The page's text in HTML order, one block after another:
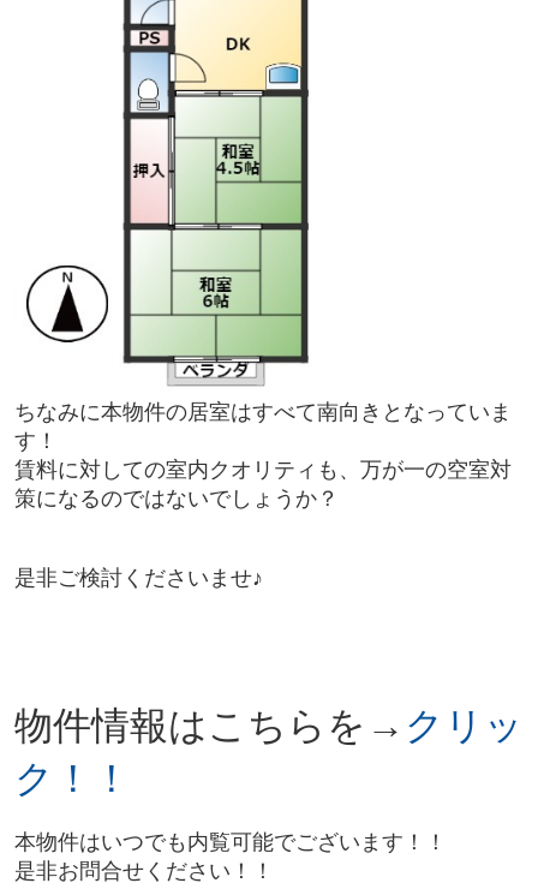
ちなみに本物件の居室はすべて南向きとなっていま
す！
賃料に対しての室内クオリティも、万が一の空室対
策になるのではないでしょうか？
是非ご検討くださいませ♪
物件情報はこちらを→ クリッ
ク！！
本物件はいつでも内覧可能でございます！！
是非お問合せください！！